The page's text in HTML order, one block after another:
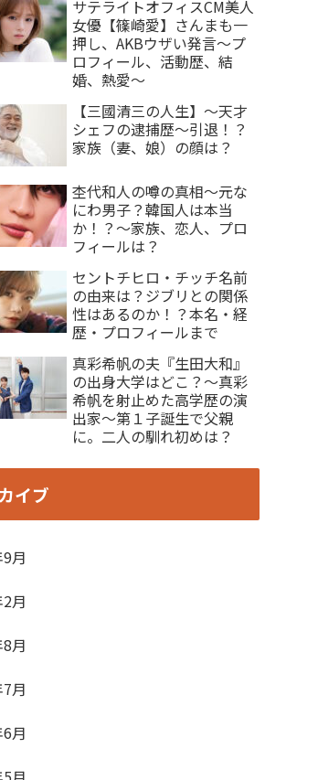
サテライトオフィスCM美人
女優【篠崎愛】さんまも一
押し、AKBウザい発言〜プ
ロフィール、活動歴、結
婚、熱愛〜
【三國清三の人生】〜天才
シェフの逮捕歴〜引退！？
家族（妻、娘）の顔は？
杢代和人の噂の真相〜元な
にわ男子？韓国人は本当
か！？〜家族、恋人、プロ
フィールは？
セントチヒロ・チッチ名前
の由来は？ジブリとの関係
性はあるのか！？本名・経
歴・プロフィールまで
真彩希帆の夫『生田大和』
の出身大学はどこ？〜真彩
希帆を射止めた高学歴の演
出家〜第１子誕生で父親
に。二人の馴れ初めは？
イブ
月
月
月
月
月